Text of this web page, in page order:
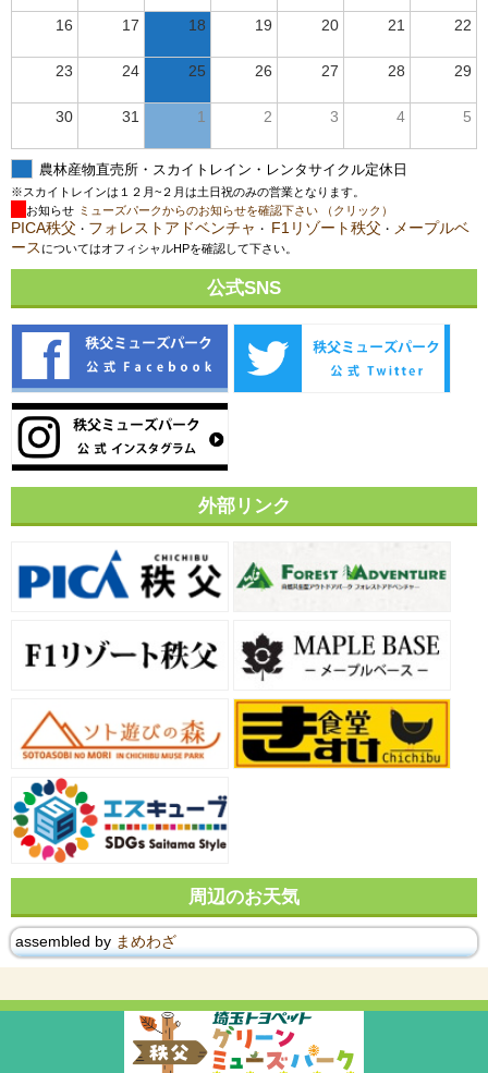
16 17 18 19 20 21 22
23 24 25 26 27 28 29
30 31 1 2 3 4 5
農林産物直売所・スカイトレイン・レンタサイクル定休日
※スカイトレインは１２月~２月は土日祝のみの営業となります。
お知らせ ミューズパークからのお知らせを確認下さい （クリック）
PICA秩父 ・ フォレストアドベンチャ ・ F1リゾート秩父 ・ メープルベ
ース についてはオフィシャルHPを確認して下さい。
公式SNS
外部リンク
周辺のお天気
assembled by まめわざ